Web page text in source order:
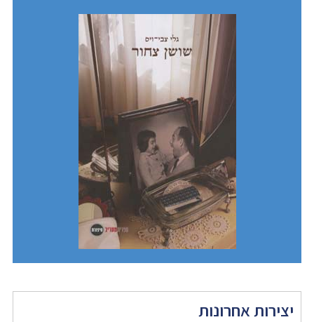
יצירות אחרונות